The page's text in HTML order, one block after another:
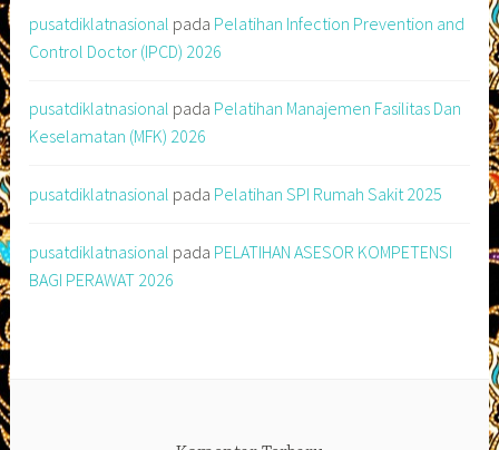
pusatdiklatnasional pada Pelatihan Infection Prevention and
Control Doctor (IPCD) 2026
pusatdiklatnasional pada Pelatihan Manajemen Fasilitas Dan
Keselamatan (MFK) 2026
pusatdiklatnasional pada Pelatihan SPI Rumah Sakit 2025
pusatdiklatnasional pada PELATIHAN ASESOR KOMPETENSI
BAGI PERAWAT 2026